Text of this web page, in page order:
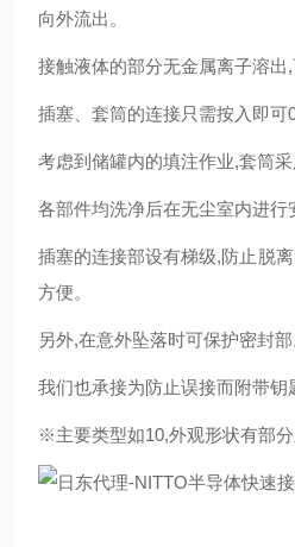
向外流出。
接触液体的部分无金属离子溶出,
插塞、套筒的连接只需按入即可
考虑到储罐内的填注作业,套筒采
各部件均洗净后在无尘室内进行
插塞的连接部设有梯级,防止脱
方便。
另外,在意外坠落时可保护密封部
我们也承接为防止误接而附带钥
※主要类型如10,外观形状有部分